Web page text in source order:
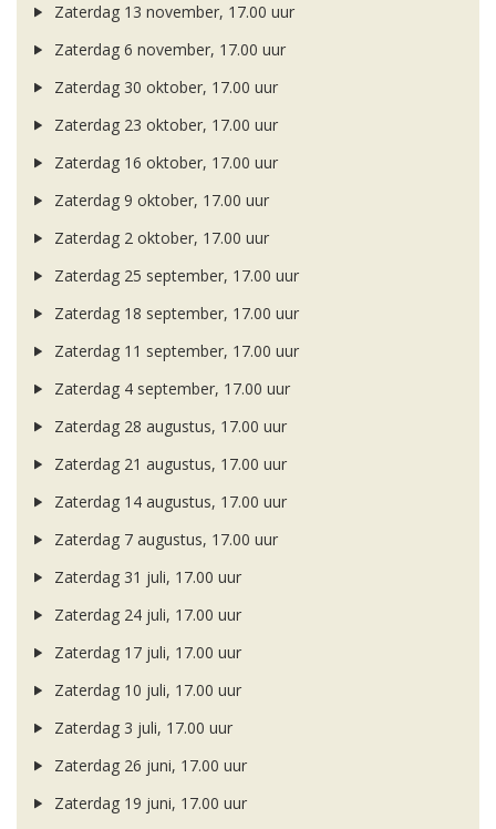
Zaterdag 13 november, 17.00 uur
Zaterdag 6 november, 17.00 uur
Zaterdag 30 oktober, 17.00 uur
Zaterdag 23 oktober, 17.00 uur
Zaterdag 16 oktober, 17.00 uur
Zaterdag 9 oktober, 17.00 uur
Zaterdag 2 oktober, 17.00 uur
Zaterdag 25 september, 17.00 uur
Zaterdag 18 september, 17.00 uur
Zaterdag 11 september, 17.00 uur
Zaterdag 4 september, 17.00 uur
Zaterdag 28 augustus, 17.00 uur
Zaterdag 21 augustus, 17.00 uur
Zaterdag 14 augustus, 17.00 uur
Zaterdag 7 augustus, 17.00 uur
Zaterdag 31 juli, 17.00 uur
Zaterdag 24 juli, 17.00 uur
Zaterdag 17 juli, 17.00 uur
Zaterdag 10 juli, 17.00 uur
Zaterdag 3 juli, 17.00 uur
Zaterdag 26 juni, 17.00 uur
Zaterdag 19 juni, 17.00 uur